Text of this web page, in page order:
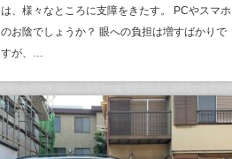
は、様々なところに支障をきたす。 PCやスマホ
のお陰でしょうか？ 眼への負担は増すばかりで
すが、…